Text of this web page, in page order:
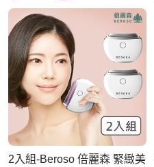
2入組-Beroso 倍麗森 緊緻美